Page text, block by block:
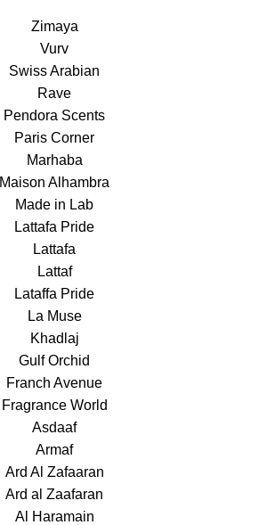
Zimaya
Vurv
Swiss Arabian
Rave
Pendora Scents
Paris Corner
Marhaba
Maison Alhambra
Made in Lab
Lattafa Pride
Lattafa
Lattaf
Lataffa Pride
La Muse
Khadlaj
Gulf Orchid
Franch Avenue
Fragrance World
Asdaaf
Armaf
Ard Al Zafaaran
Ard al Zaafaran
Al Haramain